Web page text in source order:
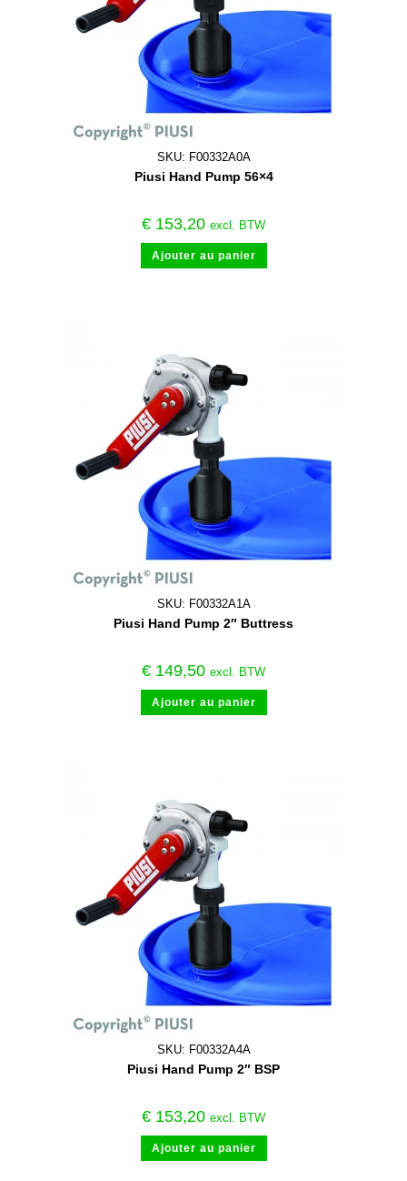
SKU: F00332A0A
Piusi Hand Pump 56×4
€ 153,20 excl. BTW
Ajouter au panier
SKU: F00332A1A
Piusi Hand Pump 2″ Buttress
€ 149,50 excl. BTW
Ajouter au panier
SKU: F00332A4A
Piusi Hand Pump 2″ BSP
€ 153,20 excl. BTW
Ajouter au panier